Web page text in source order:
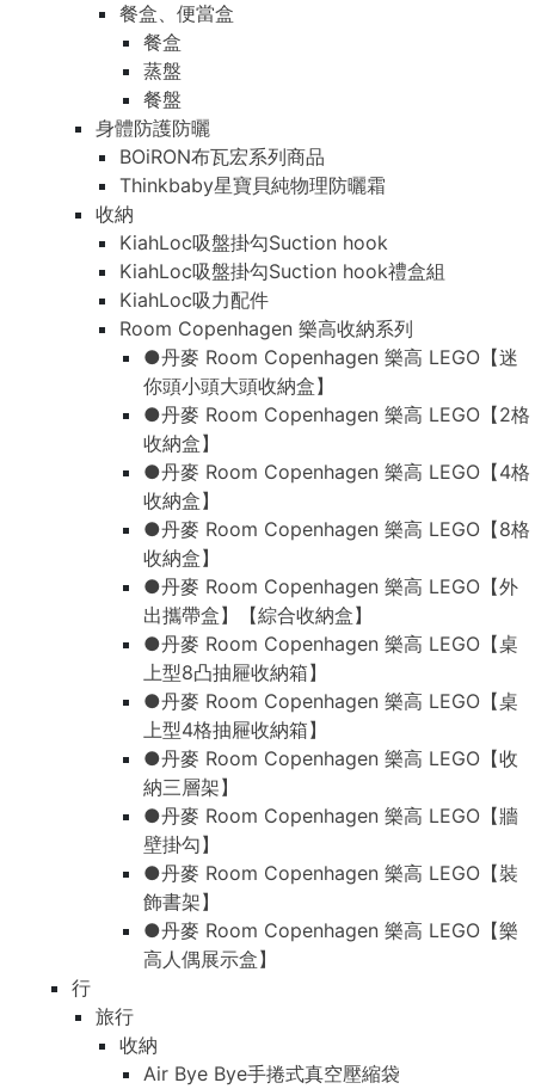
餐盒、便當盒
餐盒
蒸盤
餐盤
身體防護防曬
BOiRON布瓦宏系列商品
Thinkbaby星寶貝純物理防曬霜
收納
KiahLoc吸盤掛勾Suction hook
KiahLoc吸盤掛勾Suction hook禮盒組
KiahLoc吸力配件
Room Copenhagen 樂高收納系列
●丹麥 Room Copenhagen 樂高 LEGO【迷
你頭小頭大頭收納盒】
●丹麥 Room Copenhagen 樂高 LEGO【2格
收納盒】
●丹麥 Room Copenhagen 樂高 LEGO【4格
收納盒】
●丹麥 Room Copenhagen 樂高 LEGO【8格
收納盒】
●丹麥 Room Copenhagen 樂高 LEGO【外
出攜帶盒】【綜合收納盒】
●丹麥 Room Copenhagen 樂高 LEGO【桌
上型8凸抽屜收納箱】
●丹麥 Room Copenhagen 樂高 LEGO【桌
上型4格抽屜收納箱】
●丹麥 Room Copenhagen 樂高 LEGO【收
納三層架】
●丹麥 Room Copenhagen 樂高 LEGO【牆
壁掛勾】
●丹麥 Room Copenhagen 樂高 LEGO【裝
飾書架】
●丹麥 Room Copenhagen 樂高 LEGO【樂
高人偶展示盒】
行
旅行
收納
Air Bye Bye手捲式真空壓縮袋